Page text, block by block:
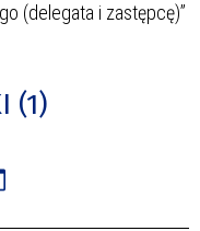
(delegata i zastępcę)”
(1)